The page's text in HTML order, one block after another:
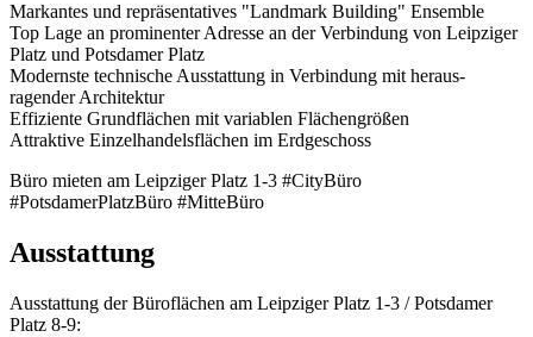
Markantes und repräsentatives "Landmark Building" Ensemble
Top Lage an prominenter ­Adresse an der Verbindung von Leipziger
Platz und Potsdamer Platz
Modernste technische Ausstattung in Verbindung mit heraus­
ragender Architektur
Effiziente Grundflächen mit ­variablen Flächengrößen
Attraktive Einzelhandelsflächen im Erdgeschoss
Büro mieten am Leipziger Platz 1-3 #CityBüro
#PotsdamerPlatzBüro #MitteBüro
Ausstattung
Ausstattung der Büroflächen am Leipziger Platz 1-3 / Potsdamer
Platz 8-9: